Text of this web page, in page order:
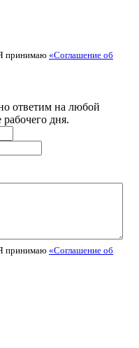
принимаю «Соглашение об
ответим на любой
дня.
принимаю «Соглашение об